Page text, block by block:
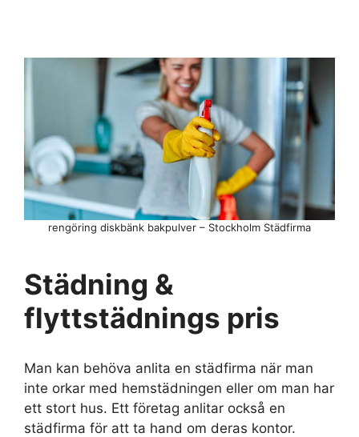
rengöring diskbänk bakpulver – Stockholm Städfirma
Städning &
flyttstädnings pris
Man kan behöva anlita en städfirma när man
inte orkar med hemstädningen eller om man har
ett stort hus. Ett företag anlitar också en
städfirma för att ta hand om deras kontor.